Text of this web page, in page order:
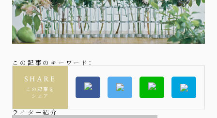
この記事のキーワード：
SHARE
この記事を
シェア
ライター紹介